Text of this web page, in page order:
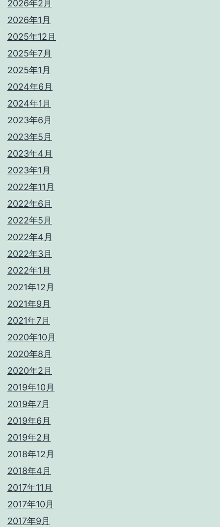
2026年2月
2026年1月
2025年12月
2025年7月
2025年1月
2024年6月
2024年1月
2023年6月
2023年5月
2023年4月
2023年1月
2022年11月
2022年6月
2022年5月
2022年4月
2022年3月
2022年1月
2021年12月
2021年9月
2021年7月
2020年10月
2020年8月
2020年2月
2019年10月
2019年7月
2019年6月
2019年2月
2018年12月
2018年4月
2017年11月
2017年10月
2017年9月